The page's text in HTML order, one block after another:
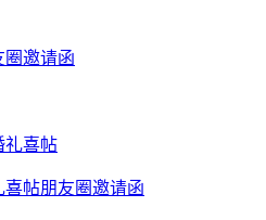
圈邀请函
帖朋友圈邀请函